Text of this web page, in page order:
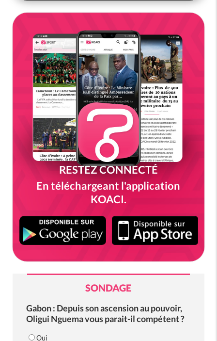
RESTEZ CONNECTÉ
En téléchargeant l'application
KOACI.
SONDAGE
Gabon : Depuis son ascension au pouvoir,
Oligui Nguema vous parait-il compétent ?
Oui